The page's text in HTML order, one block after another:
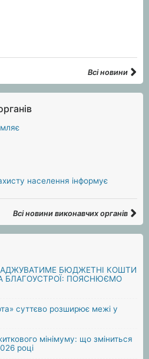
Всі новини
населення інформує
Всі новини виконавчих органів
БЮДЖЕТНІ КОШТИ
БЛАГОУСТРОЇ: ПОЯСНЮЄМО
суттєво розширює межі у
мінімуму: що зміниться
році